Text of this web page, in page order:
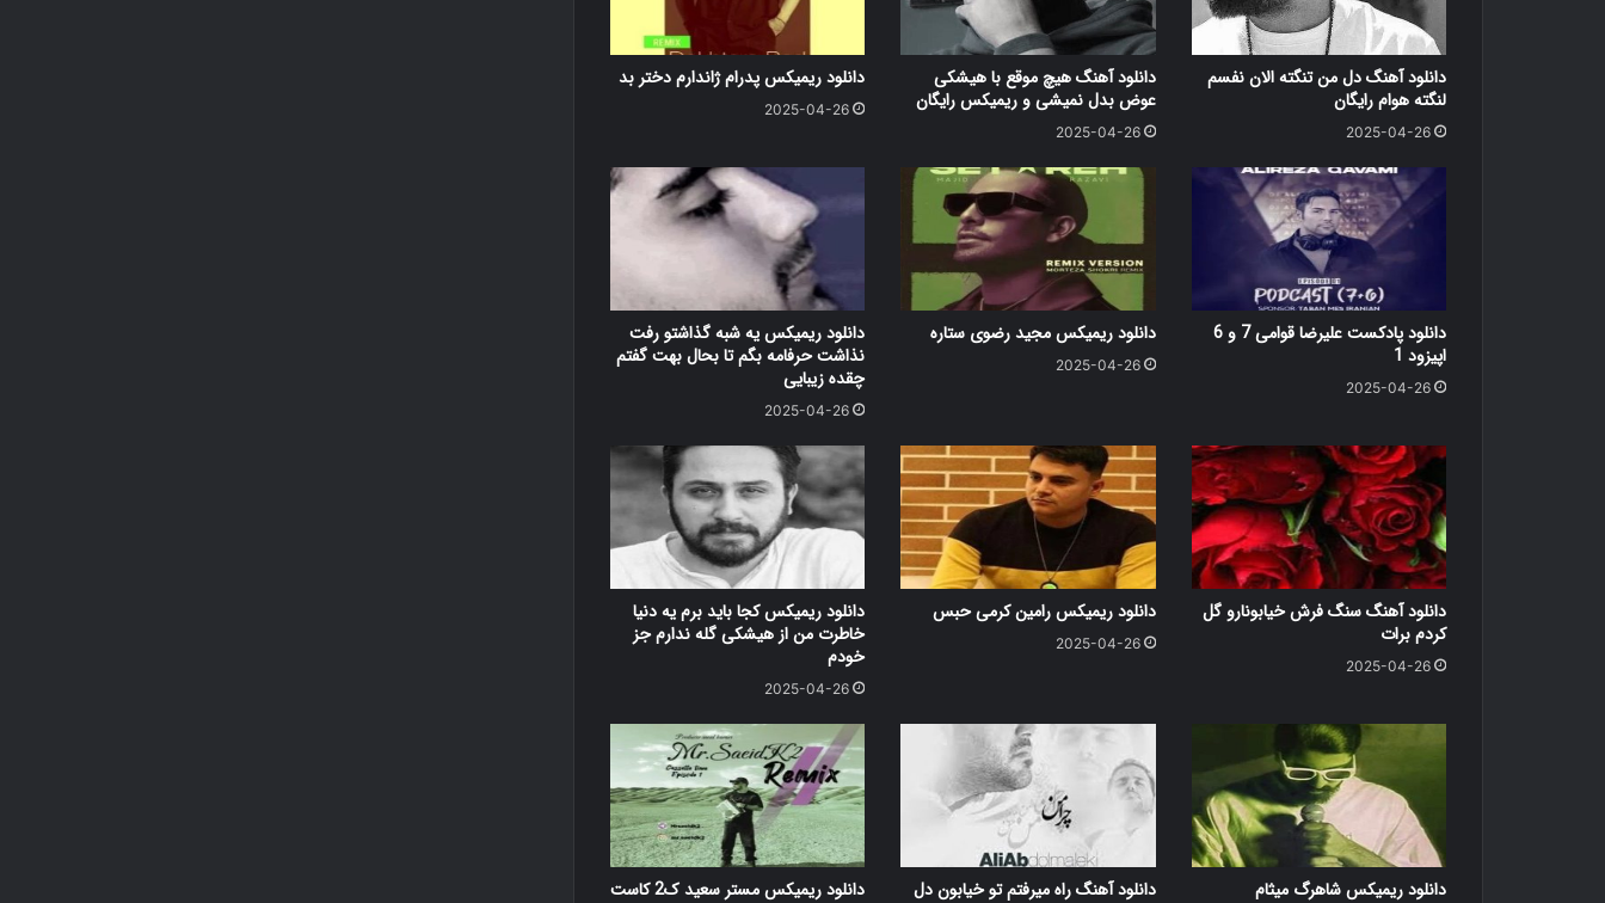
دانلود آهنگ دل من تنگته الان نفسم
لنگته هوام رایگان
2025-04-26
دانلود آهنگ هیچ موقع با هیشکی
عوض بدل نمیشی و ریمیکس رایگان
2025-04-26
دانلود ریمیکس پدرام ژاندارم دختر بد
2025-04-26
دانلود پادکست علیرضا قوامی 7 و 6
اپیزود 1
2025-04-26
دانلود ریمیکس مجید رضوی ستاره
2025-04-26
دانلود ریمیکس یه شبه گذاشتو رفت
نذاشت حرفامه بگم تا بحال بهت گفتم
چقده زیبایی
2025-04-26
دانلود آهنگ سنگ فرش خیابونارو گل
کردم برات
2025-04-26
دانلود ریمیکس رامین کرمی حبس
2025-04-26
دانلود ریمیکس کجا باید برم یه دنیا
خاطرت من از هیشکی گله ندارم جز
خودم
2025-04-26
دانلود ریمیکس شاهرگ میثام
دانلود آهنگ راه میرفتم تو خیابون دل
دانلود ریمیکس مستر سعید ک2 کاست